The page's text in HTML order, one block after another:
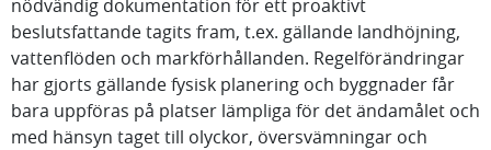
nödvändig dokumentation för ett proaktivt
beslutsfattande tagits fram, t.ex. gällande landhöjning,
vattenflöden och markförhållanden. Regelförändringar
har gjorts gällande fysisk planering och byggnader får
bara uppföras på platser lämpliga för det ändamålet och
med hänsyn taget till olyckor, översvämningar och